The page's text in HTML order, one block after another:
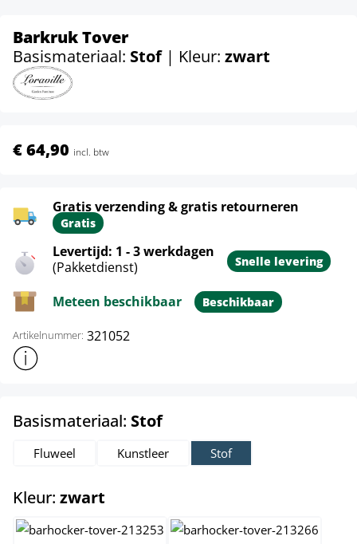
Barkruk Tover
Basismateriaal: Stof | Kleur: zwart
€ 64,90 incl. btw
Gratis verzending & gratis retourneren
Gratis
Levertijd: 1 - 3 werkdagen
(Pakketdienst)
Snelle levering
Meteen beschikbaar Beschikbaar
Artikelnummer: 321052
Toon meer productinformatie
Basismateriaal: Stofselect
Fluweel Kunstleer Stof
Kleur: zwart